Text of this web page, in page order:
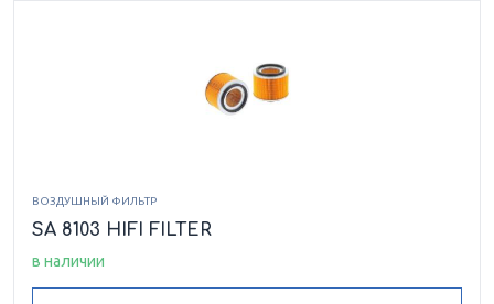
ВОЗДУШНЫЙ ФИЛЬТР
SA 8103 HIFI FILTER
в наличии